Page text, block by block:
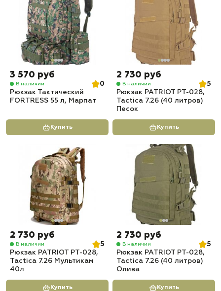
3 570 руб
В наличии
0
Рюкзак Тактический
FORTRESS 55 л, Марпат
Купить
2 730 руб
В наличии
5
Рюкзак PATRIOT РТ-028,
Tactica 7.26 (40 литров)
Песок
Купить
2 730 руб
В наличии
5
Рюкзак PATRIOT РТ-028,
Tactica 7.26 Мультикам
40л
Купить
2 730 руб
В наличии
5
Рюкзак PATRIOT РТ-028,
Tactica 7.26 (40 литров)
Олива
Купить